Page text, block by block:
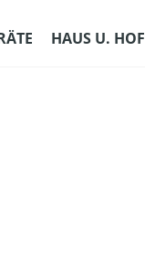
HAUS U. HOF